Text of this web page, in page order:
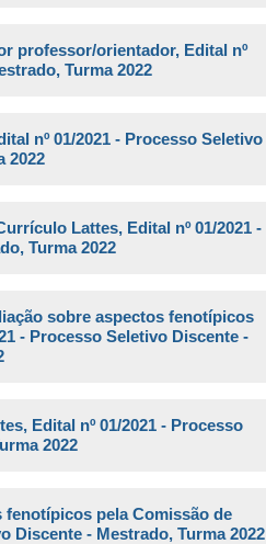
professor/orientador, Edital nº
Turma 2022
nº 01/2021 - Processo Seletivo
2022
Lattes, Edital nº 01/2021 -
Turma 2022
sobre aspectos fenotípicos
- Processo Seletivo Discente -
, Edital nº 01/2021 - Processo
2022
fenotípicos pela Comissão de
Discente - Mestrado, Turma 2022